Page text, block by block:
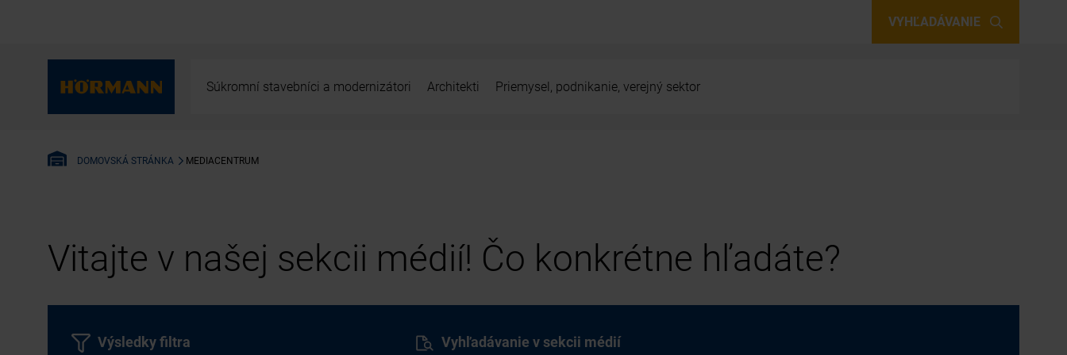
VYHĽADÁVANIE
Súkromní stavebníci a modernizátori Architekti Priemysel, podnikanie, verejný sektor
DOMOVSKÁ STRÁNKA MEDIACENTRUM
Vitajte v našej sekcii médií! Čo konkrétne hľadáte?
Vyhľadávanie v sekcii médií
Výsledky filtra